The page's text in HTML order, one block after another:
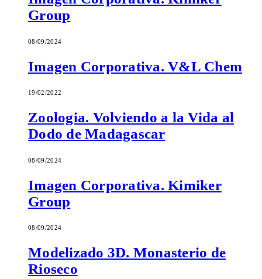
Group
08/09/2024
Imagen Corporativa. V&L Chem
19/02/2022
Zoologia. Volviendo a la Vida al
Dodo de Madagascar
08/09/2024
Imagen Corporativa. Kimiker
Group
08/09/2024
Modelizado 3D. Monasterio de
Rioseco